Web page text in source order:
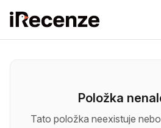
Položka
Tato položka neexistuje